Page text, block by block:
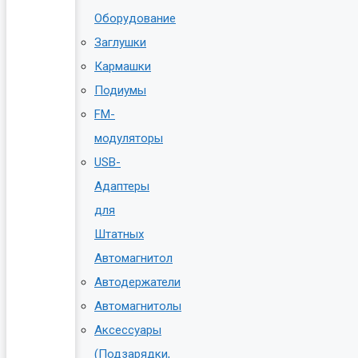
Оборудование
Заглушки
Кармашки
Подиумы
FM-
модуляторы
USB-
Адаптеры
для
Штатных
Автомагнитол
Автодержатели
Автомагнитолы
Аксессуары
(Подзарядки,